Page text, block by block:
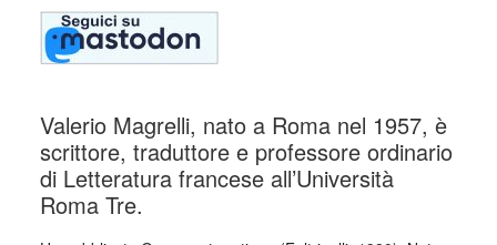
Valerio Magrelli, nato a Roma nel 1957, è
scrittore, traduttore e professore ordinario
di Letteratura francese all’Università
Roma Tre.